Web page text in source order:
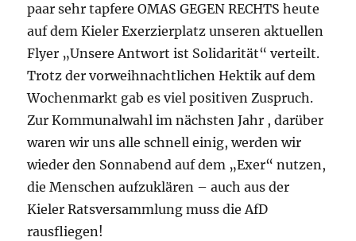
paar sehr tapfere OMAS GEGEN RECHTS heute
auf dem Kieler Exerzierplatz unseren aktuellen
Flyer „Unsere Antwort ist Solidarität“ verteilt.
Trotz der vorweihnachtlichen Hektik auf dem
Wochenmarkt gab es viel positiven Zuspruch.
Zur Kommunalwahl im nächsten Jahr , darüber
waren wir uns alle schnell einig, werden wir
wieder den Sonnabend auf dem „Exer“ nutzen,
die Menschen aufzuklären – auch aus der
Kieler Ratsversammlung muss die AfD
rausfliegen!